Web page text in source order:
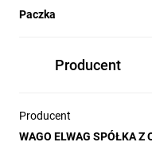
Paczka
Producent
Producent
WAGO ELWAG SPÓŁKA Z